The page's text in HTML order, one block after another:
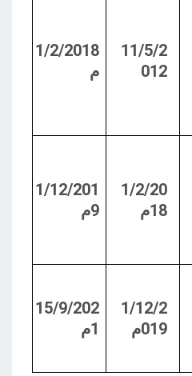
11/5/2
012
1/2/2018
م
1/2/20
18م
1/12/201
9م
1/12/2
019م
15/9/202
1م